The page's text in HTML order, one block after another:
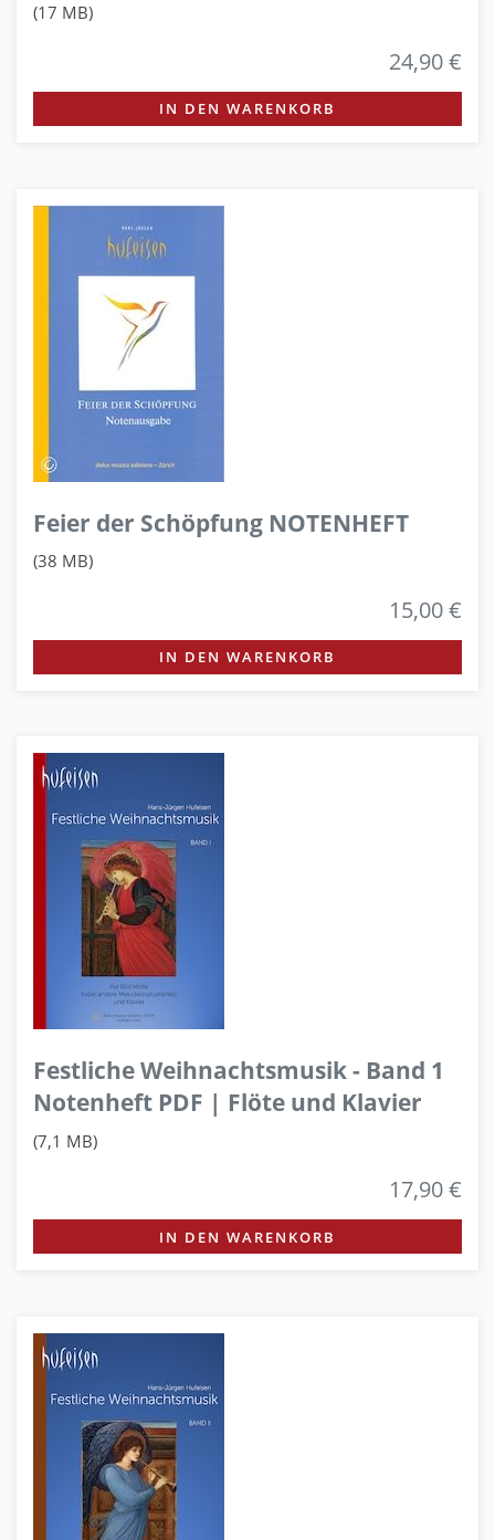
(17 MB)
24,90 €
IN DEN WARENKORB
Feier der Schöpfung NOTENHEFT
(38 MB)
15,00 €
IN DEN WARENKORB
Festliche Weihnachtsmusik - Band 1
Notenheft PDF | Flöte und Klavier
(7,1 MB)
17,90 €
IN DEN WARENKORB